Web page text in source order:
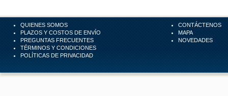
QUIENES SOMOS
PLAZOS Y COSTOS DE ENVÍO
PREGUNTAS FRECUENTES
TÉRMINOS Y CONDICIONES
POLÍTICAS DE PRIVACIDAD
CONTÁCTENOS
MAPA
NOVEDADES